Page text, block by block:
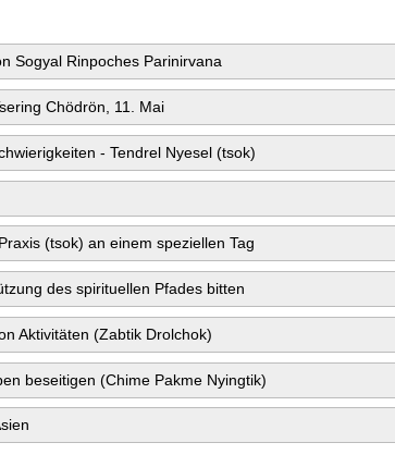
Sogyal Rinpoches Parinirvana
Chödrön, 11. Mai
- Tendrel Nyesel (tsok)
(tsok) an einem speziellen Tag
des spirituellen Pfades bitten
Aktivitäten (Zabtik Drolchok)
beseitigen (Chime Pakme Nyingtik)